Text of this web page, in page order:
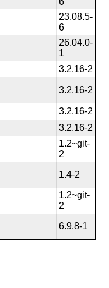
23.08.5-
6
26.04.0-
1
3.2.16-2
3.2.16-2
3.2.16-2
3.2.16-2
1.2~git-
2
1.4-2
1.2~git-
2
6.9.8-1